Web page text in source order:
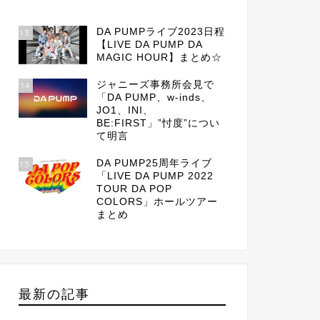
13
DA PUMPライブ2023日程
【LIVE DA PUMP DA
MAGIC HOUR】まとめ☆
14
ジャニーズ事務所会見で
「DA PUMP、w-inds、
JO1、INI、
BE:FIRST」”忖度”につい
て明言
15
DA PUMP25周年ライブ
「LIVE DA PUMP 2022
TOUR DA POP
COLORS」ホールツアー
まとめ
最新の記事